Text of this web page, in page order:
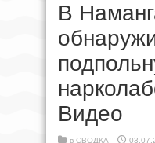
В
Видео
в СВОДКА